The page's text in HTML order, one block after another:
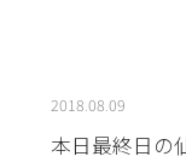
2018.08.09
本日最終日の